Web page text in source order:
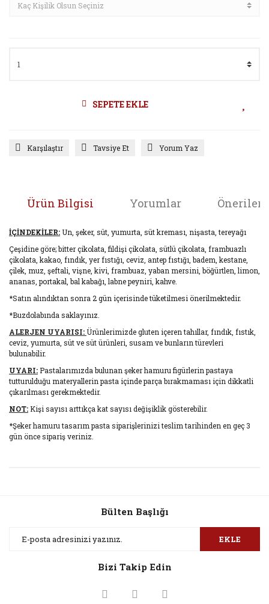
SEPETE EKLE
Karşılaştır Tavsiye Et Yorum Yaz
Ürün Bilgisi Yorumlar
İÇİNDEKİLER: Un, şeker, süt, yumurta, süt kreması, nişasta, tereyağı
Çeşidine göre; bitter çikolata, fildişi çikolata, sütlü çikolata, frambuazlı
çikolata, kakao, fındık, yer fıstığı, ceviz, antep fıstığı, badem, kestane,
çilek, muz, şeftali, vişne, kivi, frambuaz, yaban mersini, böğürtlen, limon,
ananas, portakal, bal kabağı, labne peyniri, kahve.
*Satın alındıktan sonra 2 gün içerisinde tüketilmesi önerilmektedir.
*Buzdolabında saklayınız.
ALERJEN UYARISI: Ürünlerimizde gluten içeren tahıllar, fındık, fıstık,
ceviz, yumurta, süt ve süt ürünleri, susam ve bunların türevleri
bulunabilir.
UYARI:Pastalarımızda bulunan şeker hamuru figürlerin pastaya
tutturulduğu materyallerin pasta içinde parça bırakmaması için dikkatli
çıkarılması gerekmektedir.
NOT:Kişi sayısı arttıkça kat sayısı değişiklik gösterebilir.
*Şeker hamuru tasarım pasta siparişlerinizi teslim tarihinden en geç 3
gün önce sipariş veriniz.
Görüş ve önerileriniz için teşekkür ederiz.
Ürün resmi kalitesiz, bozuk veya görüntülenemiyor.
Ürün bilgilerinde hatalar bulunuyor.
Bülten Başlığı
EKLE
Bizi Takip Edin